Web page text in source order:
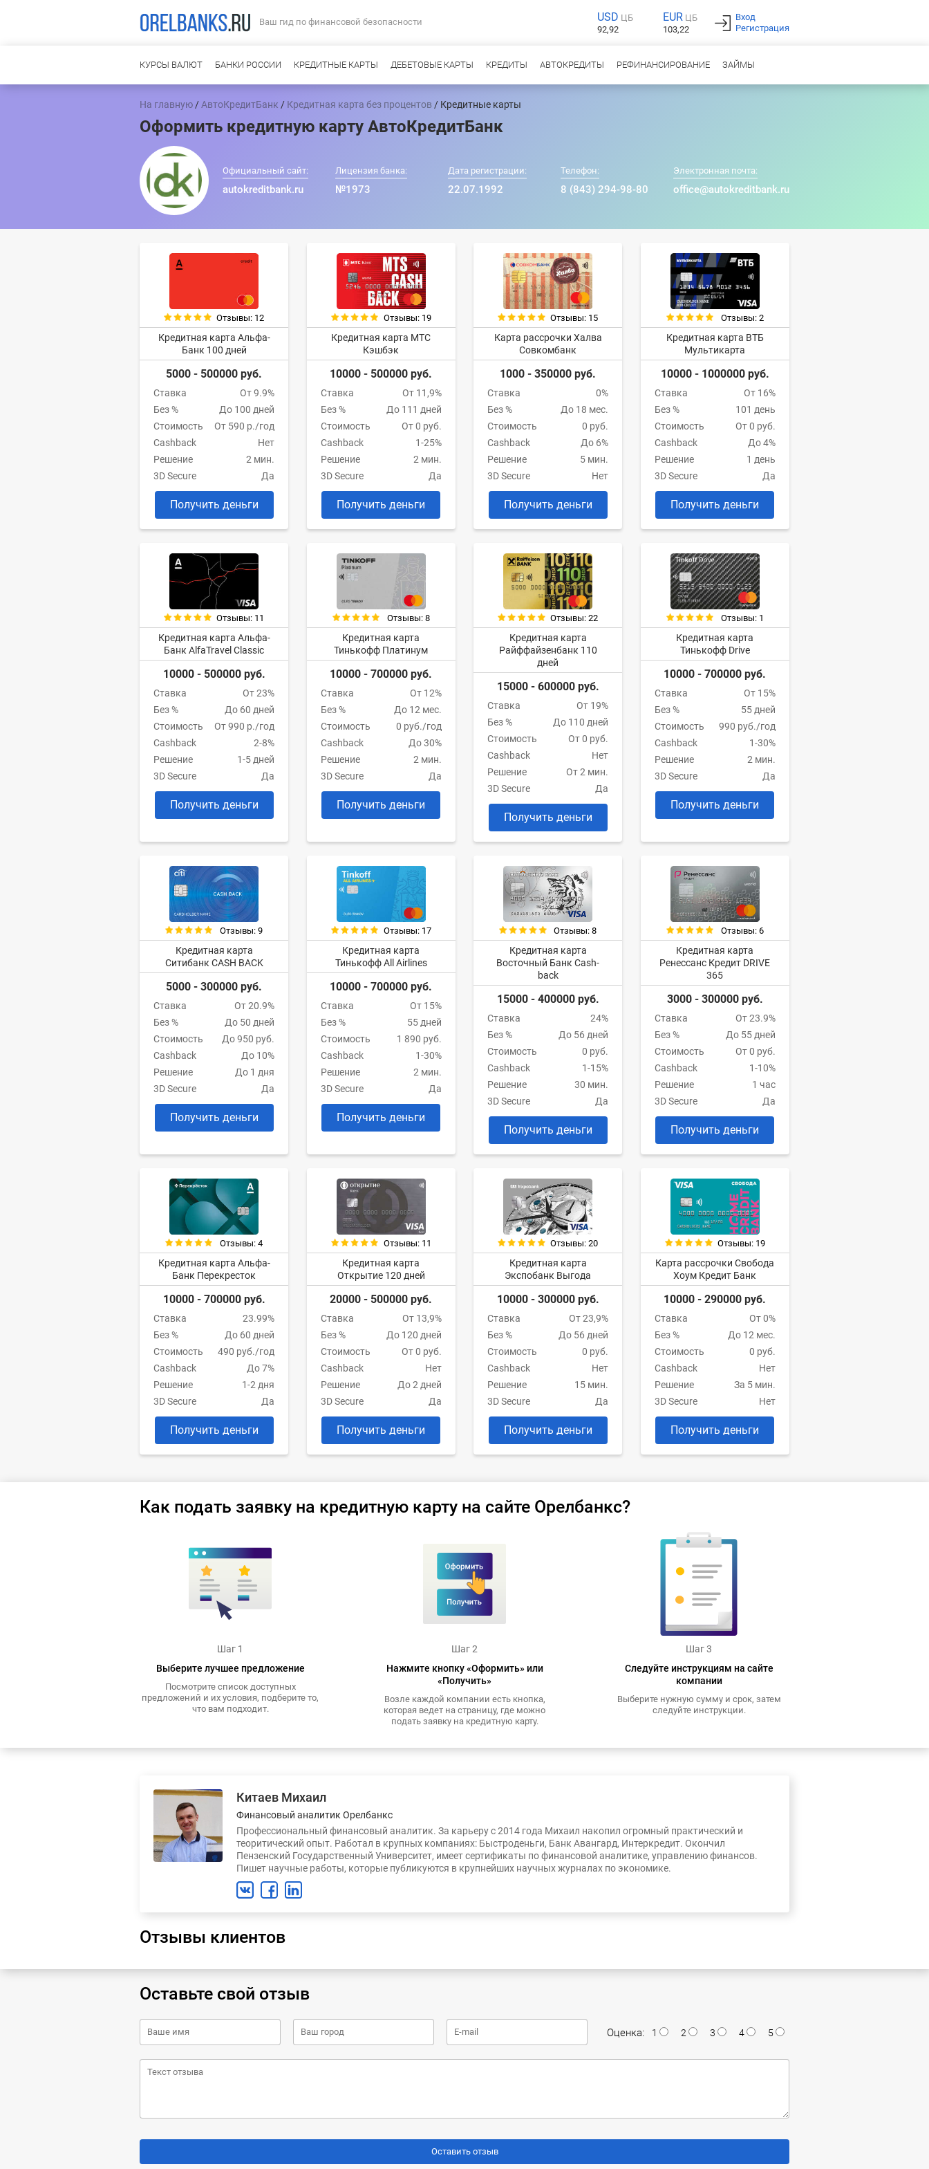
Ваш гид по финансовой безопасности USD ЦБ
92,92
EUR ЦБ
103,22
Вход
Регистрация
КУРСЫ ВАЛЮТ БАНКИ РОССИИ КРЕДИТНЫЕ КАРТЫ ДЕБЕТОВЫЕ КАРТЫ КРЕДИТЫ АВТОКРЕДИТЫ РЕФИНАНСИРОВАНИЕ ЗАЙМЫ
На главную /АвтоКредитБанк / Кредитная карта без процентов / Кредитные карты
Оформить кредитную карту АвтоКредитБанк
Официальный сайт:
autokreditbank.ru
Лицензия банка:
№1973
Дата регистрации:
22.07.1992
Телефон:
8 (843) 294-98-80
Электронная почта:
office@autokreditbank.ru
Отзывы: 12
Кредитная карта Альфа-
Банк 100 дней
5000 - 500000 руб.
Ставка
От 9.9%
Без %
До 100 дней
Стоимость
От 590 р./год
Cashback
Нет
Решение
2 мин.
3D Secure
Да
Получить деньги
Отзывы: 19
Кредитная карта МТС
Кэшбэк
10000 - 500000 руб.
Ставка
От 11,9%
Без %
До 111 дней
Стоимость
От 0 руб.
Cashback
1-25%
Решение
2 мин.
3D Secure
Да
Получить деньги
Отзывы: 15
Карта рассрочки Халва
Совкомбанк
1000 - 350000 руб.
Ставка
0%
Без %
До 18 мес.
Стоимость
0 руб.
Cashback
До 6%
Решение
5 мин.
3D Secure
Нет
Получить деньги
Отзывы: 2
Кредитная карта ВТБ
Мультикарта
10000 - 1000000 руб.
Ставка
От 16%
Без %
101 день
Стоимость
От 0 руб.
Cashback
До 4%
Решение
1 день
3D Secure
Да
Получить деньги
Отзывы: 11
Кредитная карта Альфа-
Банк AlfaTravel Classic
10000 - 500000 руб.
Ставка
От 23%
Без %
До 60 дней
Стоимость
От 990 р./год
Cashback
2-8%
Решение
1-5 дней
3D Secure
Да
Получить деньги
Отзывы: 8
Кредитная карта
Тинькофф Платинум
10000 - 700000 руб.
Ставка
От 12%
Без %
До 12 мес.
Стоимость
0 руб./год
Cashback
До 30%
Решение
2 мин.
3D Secure
Да
Получить деньги
Отзывы: 22
Кредитная карта
Райффайзенбанк 110
дней
15000 - 600000 руб.
Ставка
От 19%
Без %
До 110 дней
Стоимость
От 0 руб.
Cashback
Нет
Решение
От 2 мин.
3D Secure
Да
Получить деньги
Отзывы: 1
Кредитная карта
Тинькофф Drive
10000 - 700000 руб.
Ставка
От 15%
Без %
55 дней
Стоимость
990 руб./год
Cashback
1-30%
Решение
2 мин.
3D Secure
Да
Получить деньги
Отзывы: 9
Кредитная карта
Ситибанк CASH BACK
5000 - 300000 руб.
Ставка
От 20.9%
Без %
До 50 дней
Стоимость
До 950 руб.
Cashback
До 10%
Решение
До 1 дня
3D Secure
Да
Получить деньги
Отзывы: 17
Кредитная карта
Тинькофф All Airlines
10000 - 700000 руб.
Ставка
От 15%
Без %
55 дней
Стоимость
1 890 руб.
Cashback
1-30%
Решение
2 мин.
3D Secure
Да
Получить деньги
Отзывы: 8
Кредитная карта
Восточный Банк Cash-
back
15000 - 400000 руб.
Ставка
24%
Без %
До 56 дней
Стоимость
0 руб.
Cashback
1-15%
Решение
30 мин.
3D Secure
Да
Получить деньги
Отзывы: 6
Кредитная карта
Ренессанс Кредит DRIVE
365
3000 - 300000 руб.
Ставка
От 23.9%
Без %
До 55 дней
Стоимость
От 0 руб.
Cashback
1-10%
Решение
1 час
3D Secure
Да
Получить деньги
Отзывы: 4
Кредитная карта Альфа-
Банк Перекресток
10000 - 700000 руб.
Ставка
23.99%
Без %
До 60 дней
Стоимость
490 руб./год
Cashback
До 7%
Решение
1-2 дня
3D Secure
Да
Получить деньги
Отзывы: 11
Кредитная карта
Открытие 120 дней
20000 - 500000 руб.
Ставка
От 13,9%
Без %
До 120 дней
Стоимость
От 0 руб.
Cashback
Нет
Решение
До 2 дней
3D Secure
Да
Получить деньги
Отзывы: 20
Кредитная карта
Экспобанк Выгода
10000 - 300000 руб.
Ставка
От 23,9%
Без %
До 56 дней
Стоимость
0 руб.
Cashback
Нет
Решение
15 мин.
3D Secure
Да
Получить деньги
Отзывы: 19
Карта рассрочки Свобода
Хоум Кредит Банк
10000 - 290000 руб.
Ставка
От 0%
Без %
До 12 мес.
Стоимость
0 руб.
Cashback
Нет
Решение
За 5 мин.
3D Secure
Нет
Получить деньги
Как подать заявку на кредитную карту на сайте Орелбанкс?
Шаг 1
Выберите лучшее предложение
Посмотрите список доступных
предложений и их условия, подберите то,
что вам подходит.
Шаг 2
Нажмите кнопку «Оформить» или
«Получить»
Возле каждой компании есть кнопка,
которая ведет на страницу, где можно
подать заявку на кредитную карту.
Шаг 3
Следуйте инструкциям на сайте
компании
Выберите нужную сумму и срок, затем
следуйте инструкции.
Китаев Михаил
Финансовый аналитик Орелбанкс
Профессиональный финансовый аналитик. За карьеру с 2014 года Михаил накопил огромный практический и
теоритический опыт. Работал в крупных компаниях: Быстроденьги, Банк Авангард, Интеркредит. Окончил
Пензенский Государственный Университет, имеет сертификаты по финансовой аналитике, управлению финансов.
Пишет научные работы, которые публикуются в крупнейших научных журналах по экономике.
Отзывы клиентов
Оставьте свой отзыв
Оценка: 1 2 3 4 5